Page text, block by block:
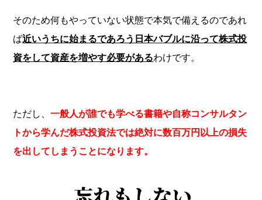
そのため何もやっていない状態で本気で備えるのであれ
ば近いうちに始まるであろう日本バブルに沿って株式投
資をして資産を増やす必要があるわけです。
ただし、一般人が誰でも学べる書籍や自称コンサルタン
トから学んだ株式投資法では絶対に数百万円以上の損失
を出してしまうことになります。